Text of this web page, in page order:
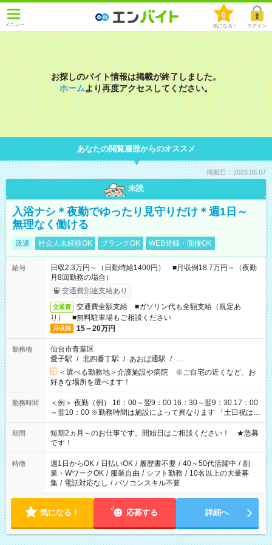
メニュー
0
気になる！ ログイン
お探しのバイト情報は掲載が終了しました。
ホームより再度アクセスしてください。
あなたの閲覧履歴からのオススメ
掲載日：2026.08.07
未読
入浴ナシ＊夜勤でゆったり見守りだけ＊週1日～
無理なく働ける
派遣 社会人未経験OK ブランクOK WEB登録・面接OK
給与
日収2.3万円～（日勤時給1400円） ■月収例18.7万円～（夜勤
月8回勤務の場合）
交通費別途支給あり
交通費
交通費全額支給 ■ガソリン代も全額支給（規定あ
り） ■無料駐車場もご相談ください
月収例 15～20万円
勤務地
仙台市青葉区
愛子駅 / 北四番丁駅 / あおば通駅 / …
＜選べる勤務地＞介護施設や病院 ※ご自宅の近くなど、お
好きな場所を選べます！
勤務時間
＜例＞ 夜勤（例） 16：00～翌9：00 16：30～翌9：30 17：00
～翌10：00 ※勤務時間は施設によって異なります 「土日祝は休
みたい」 「しっかり稼ぎたい」 「もう少し遅い時間から始めた
い」など ご希望にあったお仕事をご案内いたします。 ※未経験
の方の場合は1～2ヶ月間は日中での仕事を経験いただき、 お
仕事に慣れてからの夜勤になります。 ★家庭の都合でお休みが
必要な場合も遠慮なくご相談ください。
期間
短期2ヵ月～のお仕事です。開始日はご相談ください！ ★急募
です！
特徴 週1日からOK / 日払いOK / 履歴書不要 / 40～50代活躍中 / 副
業・WワークOK / 服装自由 / シフト勤務 / 10名以上の大量募
集 / 電話対応なし / パソコンスキル不要
気になる！ 応募する 詳細へ